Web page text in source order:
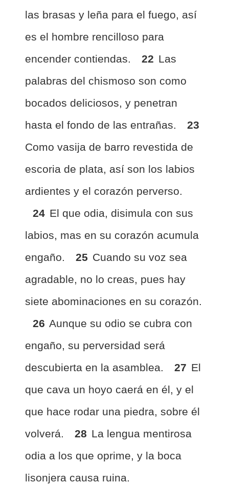
las brasas y leña para el fuego, así
es el hombre rencilloso para
encender contiendas.
22 Las
palabras del chismoso son como
bocados deliciosos, y penetran
hasta el fondo de las entrañas.
23
Como vasija de barro revestida de
escoria de plata, así son los labios
ardientes y el corazón perverso.
24 El que odia, disimula con sus
labios, mas en su corazón acumula
engaño.
25 Cuando su voz sea
agradable, no lo creas, pues hay
siete abominaciones en su corazón.
26 Aunque su odio se cubra con
engaño, su perversidad será
descubierta en la asamblea.
27 El
que cava un hoyo caerá en él, y el
que hace rodar una piedra, sobre él
volverá.
28 La lengua mentirosa
odia a los que oprime, y la boca
lisonjera causa ruina.